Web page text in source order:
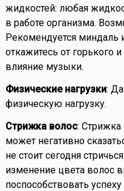
жидкостей: любая
в работе организма.
Рекомендуется миндаль
откажитесь от горького
влияние музыки.
Физические нагрузки:
физическую нагрузку.
Стрижка волос:
может негативно
не стоит сегодня
изменение цвета волос
поспособствовать